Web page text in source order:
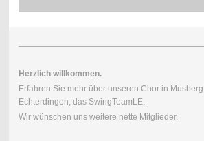
Herzlich willkommen.
Erfahren Sie mehr über unseren Chor in
Echterdingen, das SwingTeamLE.
Wir wünschen uns weitere nette Mitglieder.